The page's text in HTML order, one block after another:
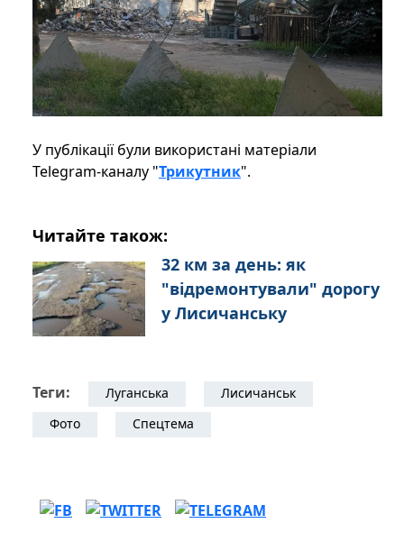
У публікації були використані матеріали
Telegram-каналу "Трикутник".
Читайте також:
32 км за день: як
"відремонтували" дорогу
у Лисичанську
Теги: Луганська
Лисичанськ
Фото
Спецтема